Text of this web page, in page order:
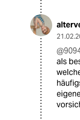
als